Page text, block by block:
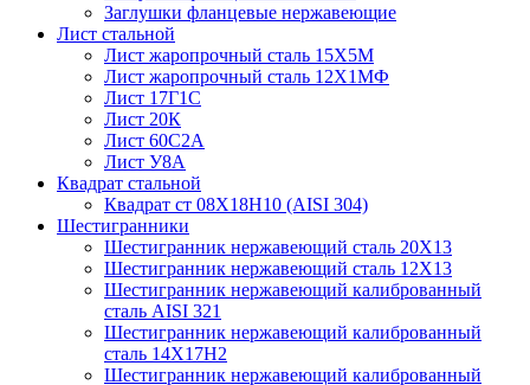
Заглушки фланцевые нержавеющие
Лист стальной
Лист жаропрочный сталь 15Х5М
Лист жаропрочный сталь 12Х1МФ
Лист 17Г1С
Лист 20К
Лист 60С2А
Лист У8А
Квадрат стальной
Квадрат ст 08Х18Н10 (AISI 304)
Шестигранники
Шестигранник нержавеющий сталь 20Х13
Шестигранник нержавеющий сталь 12Х13
Шестигранник нержавеющий калиброванный
сталь AISI 321
Шестигранник нержавеющий калиброванный
сталь 14Х17Н2
Шестигранник нержавеющий калиброванный